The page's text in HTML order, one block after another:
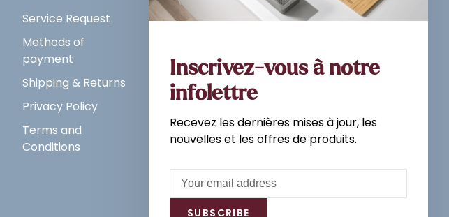
Service Request
Methods of
payment
Shipping & Returns
Privacy Policy
Terms and
Conditions
Sign up for our newsletter and
Subscribe
Inscrivez-vous à notre
infolettre
Recevez les dernières mises à jour, les
nouvelles et les offres de produits.
SUBSCRIBE